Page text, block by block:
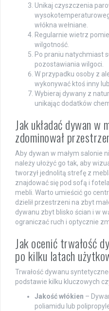
Unikaj czyszczenia
włókna wełniane.
Regularnie wietrz
wilgotność.
Po praniu natychmiast
pozostawiania wilgoci.
W przypadku osoby z
wykonywać ktoś inny
Wybieraj dywany z
unikając dodatków
Jak układać dywan w
zdominował
Aby dywan w małym salonie
należy ułożyć go tak, aby
tworzył jednolitą strefę z
znajdować się pod sofą i
mebli. Warto umieścić go
dzielił przestrzeni na zbyt
dywanu zbyt blisko ścian i w
ograniczać ruch i optycznie
Jak ocenić trwałość
po kilku latach
Trwałość dywanu
podstawie kilku kluczowych
Jakość włókien –
poliamidu lub